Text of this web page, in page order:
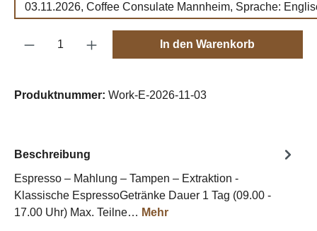
03.11.2026, Coffee Consulate Mannheim, Sprache:
Produkt Anzahl: Gib den gewünschten
In den Warenkorb
Produktnummer: Work-E-2026-11-03
Beschreibung
Espresso – Mahlung – Tampen – Extraktion -
Klassische EspressoGetränke Dauer 1 Tag (09.00 -
17.00 Uhr) Max. Teilne… Mehr